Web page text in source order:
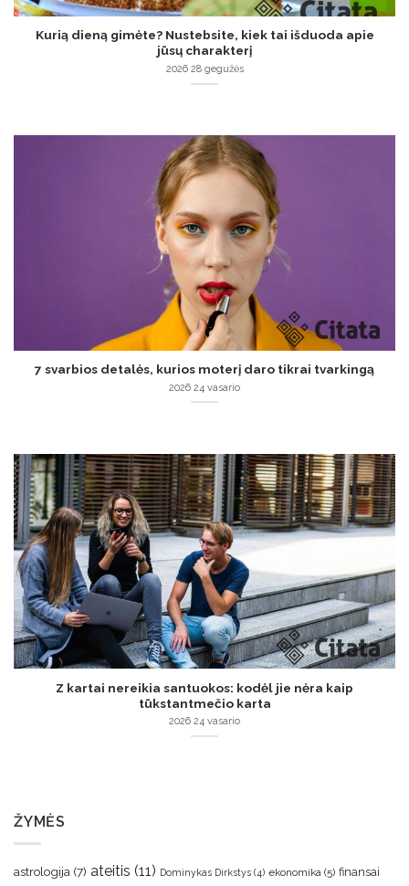
Kurią dieną gimėte? Nustebsite, kiek tai išduoda apie
jūsų charakterį
2026 28 gegužės
7 svarbios detalės, kurios moterį daro tikrai tvarkingą
2026 24 vasario
Z kartai nereikia santuokos: kodėl jie nėra kaip
tūkstantmečio karta
2026 24 vasario
ŽYMĖS
astrologija (7) ateitis (11) Dominykas Dirkstys (4) ekonomika (5) finansai